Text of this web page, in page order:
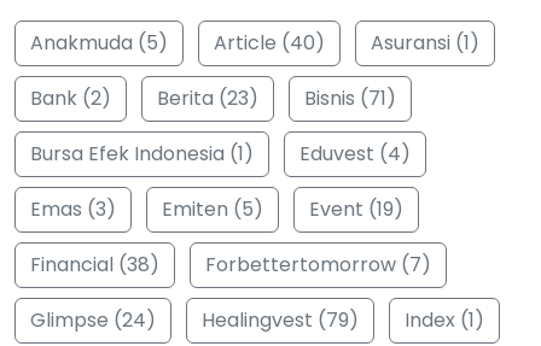
Anakmuda (5) Article (40)
Asuransi (1)
Bank (2)
Berita (23)
Bisnis (71)
Bursa Efek Indonesia (1)
Eduvest (4)
Emas (3)
Emiten (5)
Event (19)
Financial (38)
Forbettertomorrow (7)
Glimpse (24)
Healingvest (79)
Index (1)